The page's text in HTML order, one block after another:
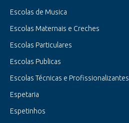
Escolas de Musica
Escolas Maternais e Creches
Escolas Particulares
Escolas Publicas
Escolas Técnicas e Profissionalizantes
Espetaria
Espetinhos